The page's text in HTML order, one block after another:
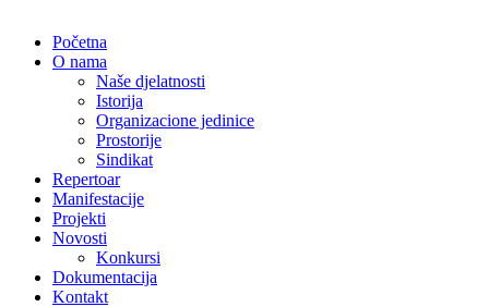
Početna
O nama
Naše djelatnosti
Istorija
Organizacione jedinice
Prostorije
Sindikat
Repertoar
Manifestacije
Projekti
Novosti
Konkursi
Dokumentacija
Kontakt